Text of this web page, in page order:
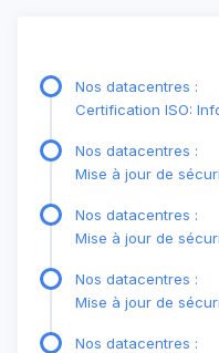
Nos datacentres :
Certification ISO:
Nos datacentres :
Mise à jour de
Nos datacentres :
Mise à jour de
Nos datacentres :
Mise à jour de
Nos datacentres :